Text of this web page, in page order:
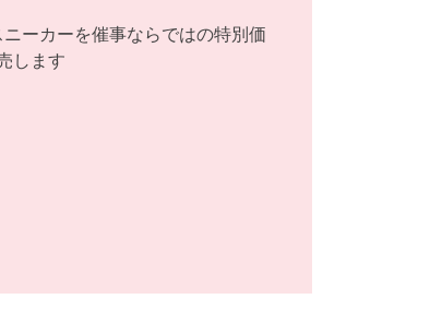
ーカーを催事ならではの特別価
します